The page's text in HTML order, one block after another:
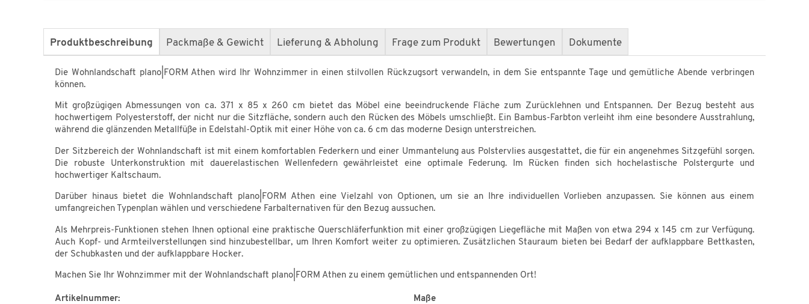
Produktbeschreibung Packmaße & Gewicht Lieferung & Abholung Frage zum Produkt Bewertungen Dokumente
Die Wohnlandschaft plano|FORM Athen wird Ihr Wohnzimmer in einen stilvollen Rückzugsort verwandeln, in dem Sie entspannte Tage und gemütliche Abende verbringen
können.
Mit großzügigen Abmessungen von ca. 371 x 85 x 260 cm bietet das Möbel eine beeindruckende Fläche zum Zurücklehnen und Entspannen. Der Bezug besteht aus
hochwertigem Polyesterstoff, der nicht nur die Sitzfläche, sondern auch den Rücken des Möbels umschließt. Ein Bambus-Farbton verleiht ihm eine besondere Ausstrahlung,
während die glänzenden Metallfüße in Edelstahl-Optik mit einer Höhe von ca. 6 cm das moderne Design unterstreichen.
Der Sitzbereich der Wohnlandschaft ist mit einem komfortablen Federkern und einer Ummantelung aus Polstervlies ausgestattet, die für ein angenehmes Sitzgefühl sorgen.
Die robuste Unterkonstruktion mit dauerelastischen Wellenfedern gewährleistet eine optimale Federung. Im Rücken finden sich hochelastische Polstergurte und
hochwertiger Kaltschaum.
Darüber hinaus bietet die Wohnlandschaft plano|FORM Athen eine Vielzahl von Optionen, um sie an Ihre individuellen Vorlieben anzupassen. Sie können aus einem
umfangreichen Typenplan wählen und verschiedene Farbalternativen für den Bezug aussuchen.
Als Mehrpreis-Funktionen stehen Ihnen optional eine praktische Querschläferfunktion mit einer großzügigen Liegefläche mit Maßen von etwa 294 x 145 cm zur Verfügung.
Auch Kopf- und Armteilverstellungen sind hinzubestellbar, um Ihren Komfort weiter zu optimieren. Zusätzlichen Stauraum bieten bei Bedarf der aufklappbare Bettkasten,
der Schubkasten und der aufklappbare Hocker.
Machen Sie Ihr Wohnzimmer mit der Wohnlandschaft plano|FORM Athen zu einem gemütlichen und entspannenden Ort!
Artikelnummer:
Maße